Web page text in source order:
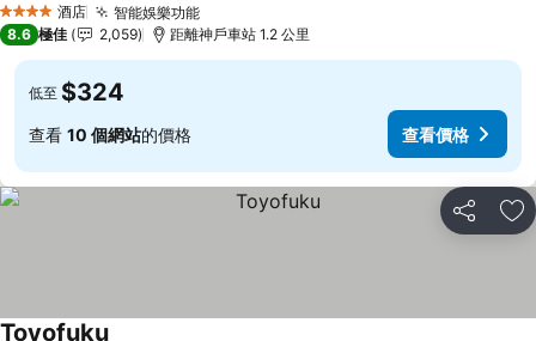
4 星級 酒店 智能娛樂功能查看價格
8.6 極佳 2,059 距離神戶車站 1.2 公里
低至 $324
查看 10 個網站的價格 查看價格
分享 放
Toyofuku